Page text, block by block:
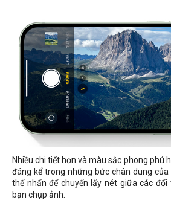
Nhiều chi tiết hơn và màu sắc phong phú
đáng kể trong những bức chân dung của
thể nhấn để chuyển lấy nét giữa các đối
bạn chụp ảnh.